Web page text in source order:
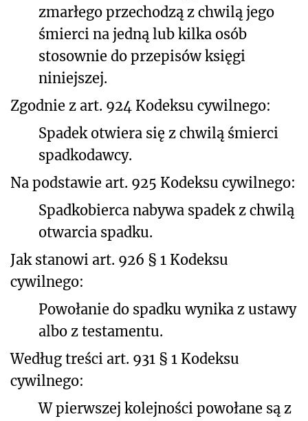
zmarłego przechodzą z chwilą jego
śmierci na jedną lub kilka osób
stosownie do przepisów księgi
niniejszej.
Zgodnie z art. 924 Kodeksu cywilnego:
Spadek otwiera się z chwilą śmierci
spadkodawcy.
Na podstawie art. 925 Kodeksu cywilnego:
Spadkobierca nabywa spadek z chwilą
otwarcia spadku.
Jak stanowi art. 926 § 1 Kodeksu
cywilnego:
Powołanie do spadku wynika z ustawy
albo z testamentu.
Według treści art. 931 § 1 Kodeksu
cywilnego:
W pierwszej kolejności powołane są z